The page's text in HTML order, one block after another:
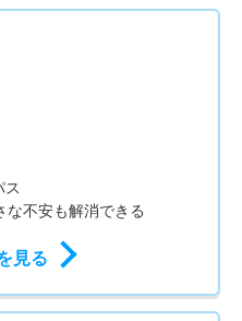
ス
な不安も解消できる
見る